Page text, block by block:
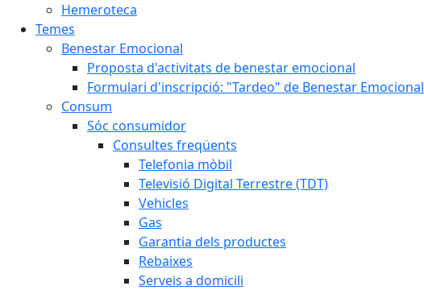
Hemeroteca
Temes
Benestar Emocional
Proposta d'activitats de benestar emocional
Formulari d'inscripció: "Tardeo" de Benestar Emocional
Consum
Sóc consumidor
Consultes freqüents
Telefonia mòbil
Televisió Digital Terrestre (TDT)
Vehicles
Gas
Garantia dels productes
Rebaixes
Serveis a domicili